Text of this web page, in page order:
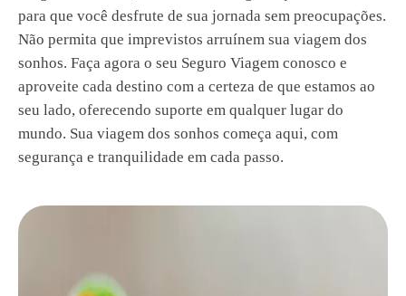
para que você desfrute de sua jornada sem preocupações.
Não permita que imprevistos arruínem sua viagem dos
sonhos. Faça agora o seu Seguro Viagem conosco e
aproveite cada destino com a certeza de que estamos ao
seu lado, oferecendo suporte em qualquer lugar do
mundo. Sua viagem dos sonhos começa aqui, com
segurança e tranquilidade em cada passo.